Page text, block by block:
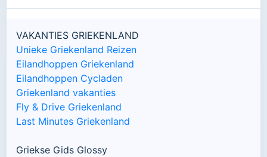
VAKANTIES GRIEKENLAND
Unieke Griekenland Reizen
Eilandhoppen Griekenland
Eilandhoppen Cycladen
Griekenland vakanties
Fly & Drive Griekenland
Last Minutes Griekenland
Griekse Gids Glossy